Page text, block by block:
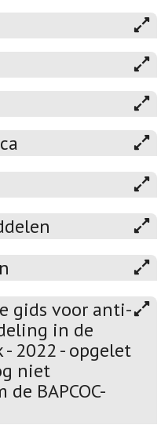
gids voor anti-
in de
2022 - opgelet
niet
BAPCOC-